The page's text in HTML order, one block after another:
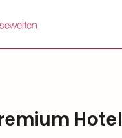
Hotel